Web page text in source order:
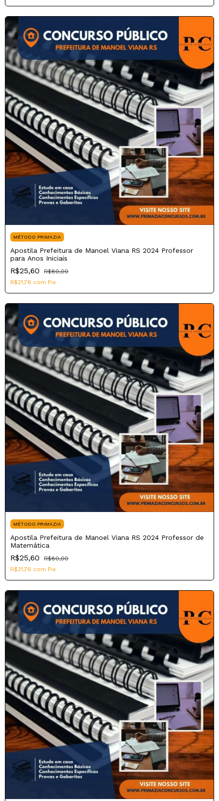
MÉTODO PRIMAZIA
Apostila Prefeitura de Manoel Viana RS 2024 Professor
para Anos Iniciais
R$25,60
R$80,00
R$21,76 com Pix
MÉTODO PRIMAZIA
Apostila Prefeitura de Manoel Viana RS 2024 Professor de
Matemática
R$25,60
R$80,00
R$21,76 com Pix